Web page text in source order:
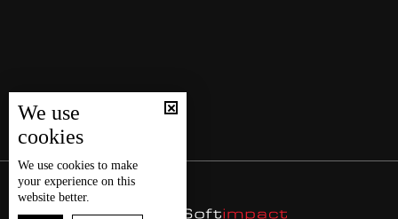
We use
cookies
We use cookies to make
your experience on this
website better.